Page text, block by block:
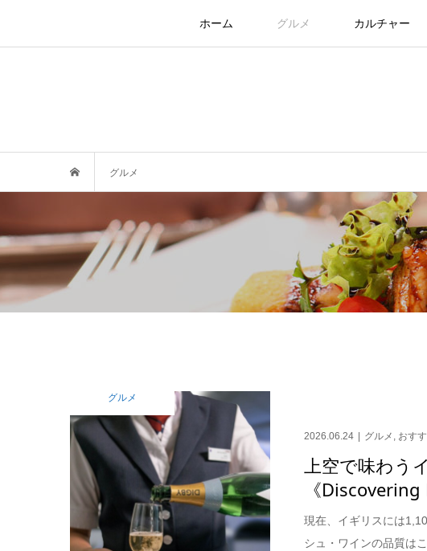
ホーム グルメ カルチャー
グルメ
グルメ
2026.06.24 グルメ , おす
上空で味わう
《Discovering
現在、イギリスには
シュ・ワインの品質は